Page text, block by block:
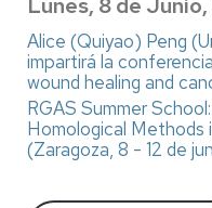
Alice (Quiyao) Peng
impartirá la
wound healing and
RGAS Summer
Homological Methods
(Zaragoza, 8 - 12 de